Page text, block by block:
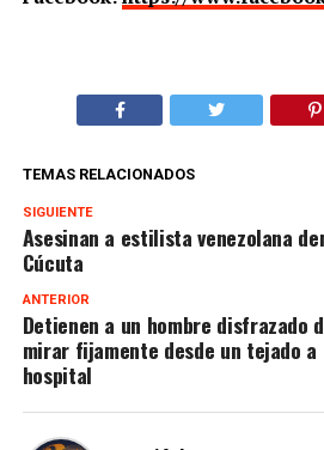
TEMAS RELACIONADOS
SIGUIENTE
Asesinan a estilista venezolana
Cúcuta
ANTERIOR
Detienen a un hombre disfrazado
mirar fijamente desde un tejado
hospital